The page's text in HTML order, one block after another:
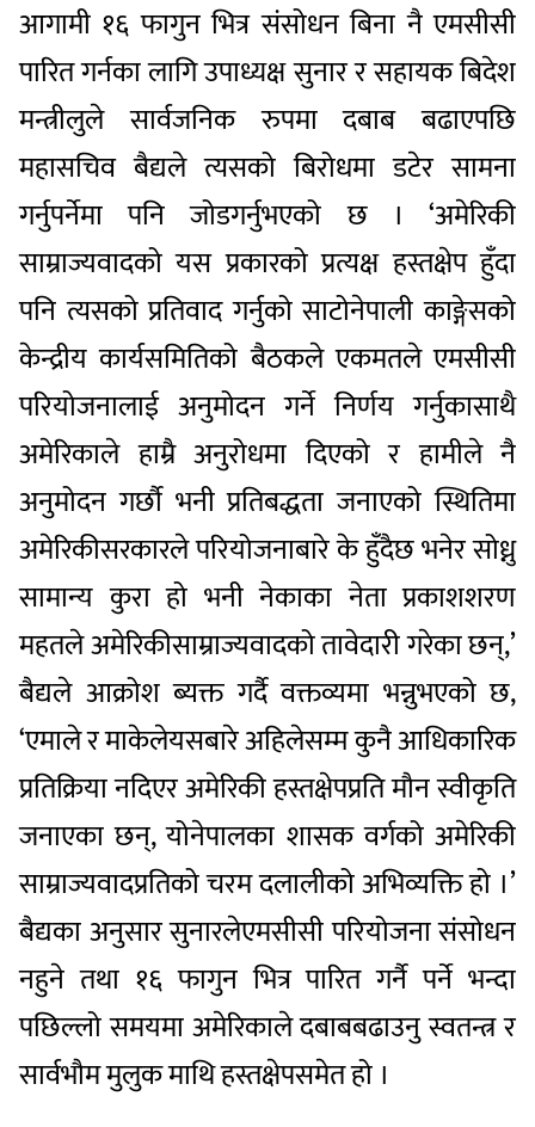
आगामी १६ फागुन भित्र संसोधन बिना नै एमसीसी
पारितगर्नकालागिउपाध्यक्षसुनाररसहायकबिदेश
मन्त्रीलुले सार्वजनिक रुपमा दबाब बढाएपछि
महासचिव बैद्यले त्यसको बिरोधमा डटेर सामना
गर्नुपर्नेमा पनि जोडगर्नुभएको छ । ‘अमेरिकी
साम्राज्यवादको यस प्रकारको प्रत्यक्ष हस्तक्षेप हुँदा
पनि त्यसको प्रतिवाद गर्नुको साटोनेपाली काङ्गेसको
केन्द्रीय कार्यसमितिको बैठकले एकमतले एमसीसी
परियोजनालाई अनुमोदन गर्ने निर्णय गर्नुकासाथै
अमेरिकाले हाम्रै अनुरोधमा दिएको र हामीले नै
अनुमोदन गर्छौ भनी प्रतिबद्धता जनाएको स्थितिमा
अमेरिकीसरकारलेपरियोजनाबारेकेहुँदैछभनेरसोध्नु
सामान्य कुरा हो भनी नेकाका नेता प्रकाशशरण
महतलेअमेरिकीसाम्राज्यवादकोतावेदारीगरेकाछन्,’
बैद्यले आक्रोश ब्यक्त गर्दै वक्तव्यमा भन्नुभएको छ,
‘एमालेरमाकेलेयसबारेअहिलेसम्मकुनैआधिकारिक
प्रतिक्रियानदिएरअमेरिकीहस्तक्षेपप्रतिमौनस्वीकृति
जनाएका छन्,योनेपालका शासक वर्गको अमेरिकी
साम्राज्यवादप्रतिकोचरमदलालीकोअभिव्यक्तिहो ।’
बैद्यकाअनुसारसुनारलेएमसीसीपरियोजनासंसोधन
नहुने तथा १६ फागुन भित्र पारित गर्नै पर्ने भन्दा
पछिल्लोसमयमाअमेरिकालेदबाबबढाउनुस्वतन्त्रर
सार्वभौममुलुकमाथिहस्तक्षेपसमेतहो ।